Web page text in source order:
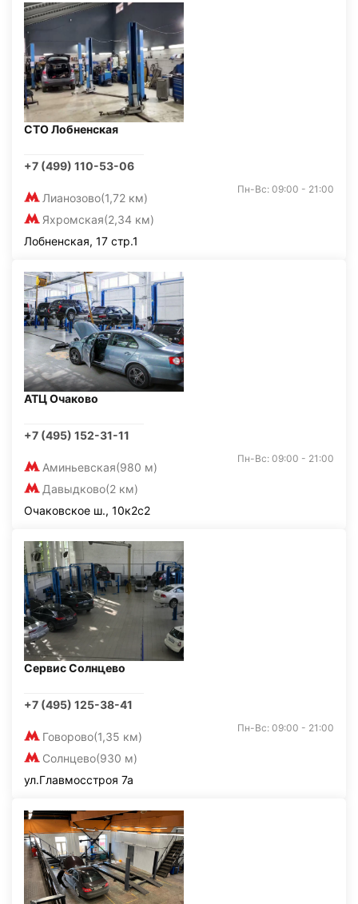
СТО Лобненская
+7 (499) 110-53-06
Лианозово(1,72 км)
Яхромская(2,34 км)
Пн-Вс: 09:00 - 21:00
Лобненская, 17 стр.1
АТЦ Очаково
+7 (495) 152-31-11
Аминьевская(980 м)
Давыдково(2 км)
Пн-Вс: 09:00 - 21:00
Очаковское ш., 10к2с2
Сервис Солнцево
+7 (495) 125-38-41
Говорово(1,35 км)
Солнцево(930 м)
Пн-Вс: 09:00 - 21:00
ул.Главмосстроя 7а